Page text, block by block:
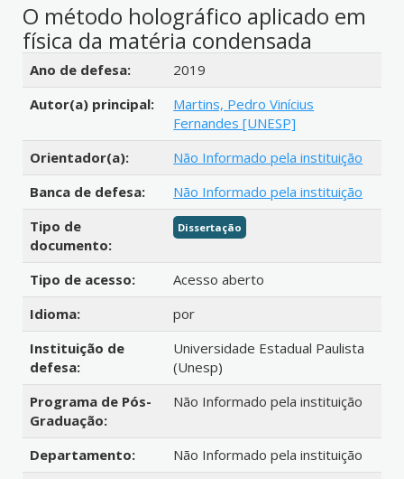
O método holográfico aplicado em
física da matéria condensada
Detalhes bibliográficos
Ano de defesa:
2019
Autor(a) principal:
Martins, Pedro Vinícius
Fernandes [UNESP]
Orientador(a):
Não Informado pela instituição
Banca de defesa:
Não Informado pela instituição
Tipo de
documento:
Dissertação
Tipo de acesso:
Acesso aberto
Idioma:
por
Instituição de
defesa:
Universidade Estadual Paulista
(Unesp)
Programa de Pós-
Graduação:
Não Informado pela instituição
Departamento:
Não Informado pela instituição